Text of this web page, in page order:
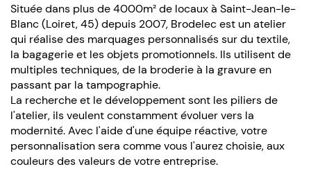
Située dans plus de 4000m² de locaux à Saint-Jean-le-
Blanc (Loiret, 45) depuis 2007, Brodelec est un atelier
qui réalise des marquages personnalisés sur du textile,
la bagagerie et les objets promotionnels. Ils utilisent de
multiples techniques, de la broderie à la gravure en
passant par la tampographie.
La recherche et le développement sont les piliers de
l'atelier, ils veulent constamment évoluer vers la
modernité. Avec l'aide d'une équipe réactive, votre
personnalisation sera comme vous l'aurez choisie, aux
couleurs des valeurs de votre entreprise.